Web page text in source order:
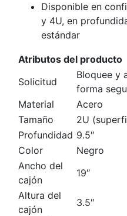
Disponible en
y 4U, en
estándar
Atributos del producto
Solicitud
Bloquee y
forma
Material
Acero
Tamaño
2U
Profundidad 9.5″
Color
Negro
Ancho del
cajón
19″
Altura del
cajón
3.5″